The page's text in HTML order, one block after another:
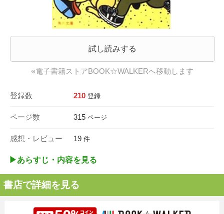
試し読みする
※電子書籍ストアBOOK☆WALKERへ移動します
登録数 210 登録
ページ数 315 ページ
感想・レビュー 19 件
▶︎あらすじ・内容を見る
書店で詳細を見る